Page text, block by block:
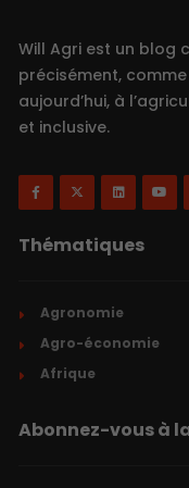
Will Agri est un blog
précisément,
aujourd’hui, à
et inclusive.
Thématiques
Agronomie
Agro-économie
Afrique
Abonnez-vous à